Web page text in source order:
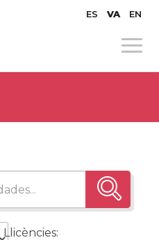
ES VA EN
Llicències: